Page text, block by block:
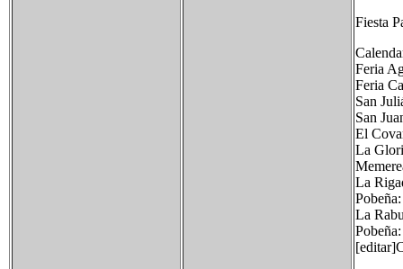
Fiesta
Feria
Feria
San
San
El
La
La
La